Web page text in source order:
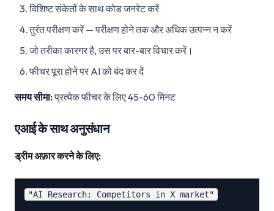
विशिष्ट संकेतों के साथ कोड जनरेट करें
तुरंत परीक्षण करें — परीक्षण होने तक और अधिक उत्पन्न न करें
जो तरीका कारगर है, उस पर बार-बार विचार करें।
फीचर पूरा होने पर AI को बंद कर दें
समय सीमा:प्रत्येक फीचर के लिए 45-60 मिनट
एआई के साथ अनुसंधान
ड्रीम अफ़ार करने के लिए: